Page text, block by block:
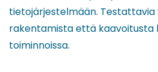
tietojärjestelmään. Testattavia
rakentamista että kaavoitusta
toiminnoissa.